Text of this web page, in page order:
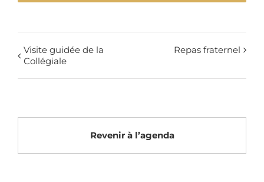
Visite guidée de la
Collégiale
Repas fraternel
Revenir à l’agenda